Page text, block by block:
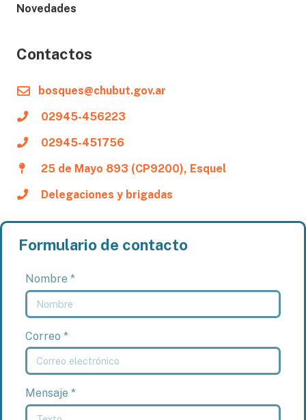
Novedades
Contactos
bosques@chubut.gov.ar
02945-456223
02945-451756
25 de Mayo 893 (CP9200), Esquel
Delegaciones y brigadas
Formulario de contacto
Nombre *
Correo *
Mensaje *